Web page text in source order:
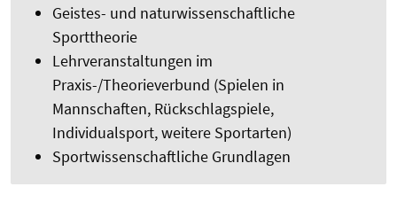
Geistes- und naturwissenschaftliche
Sporttheorie
Lehrveranstaltungen im
Praxis-/Theorieverbund (Spielen in
Mannschaften, Rückschlagspiele,
Individualsport, weitere Sportarten)
Sportwissenschaftliche Grundlagen